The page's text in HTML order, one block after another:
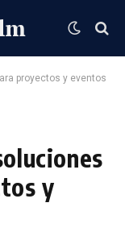
proyectos y eventos
y